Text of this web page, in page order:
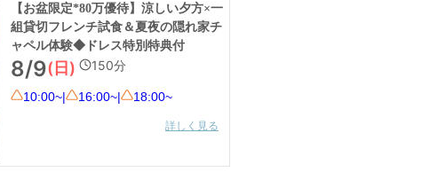
【お盆限定*80万優待】涼しい夕方×一
組貸切フレンチ試食＆夏夜の隠れ家チ
ャペル体験◆ドレス特別特典付
8/9(日) 150分
10:00~| 16:00~| 18:00~
詳しく見る